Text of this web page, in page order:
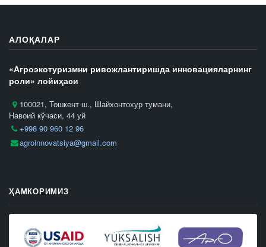
АЛОҚАЛАР
«Агроэкотуризмни ривожлантиришда инновацияларнинг
роли» лойиҳаси
100021, Тошкент ш., Шайхонтохур тумани,
Навоий кўчаси, 44 уй
+998 90 960 12 96
agroinnovatsiya@gmail.com
ҲАМКОРИМИЗ